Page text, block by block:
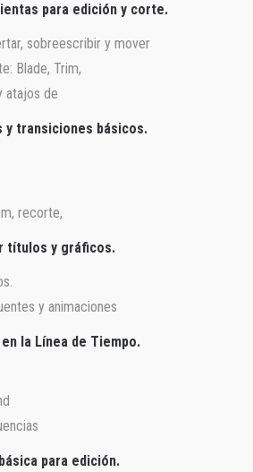
para edición y corte.
sobreescribir y mover
Blade, Trim,
atajos de
y transiciones básicos.
recorte,
títulos y gráficos.
y animaciones
la Línea de Tiempo.
para edición.